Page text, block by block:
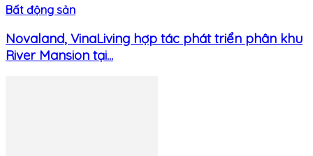
Bất động sản
Novaland, VinaLiving hợp tác phát triển phân khu
River Mansion tại...